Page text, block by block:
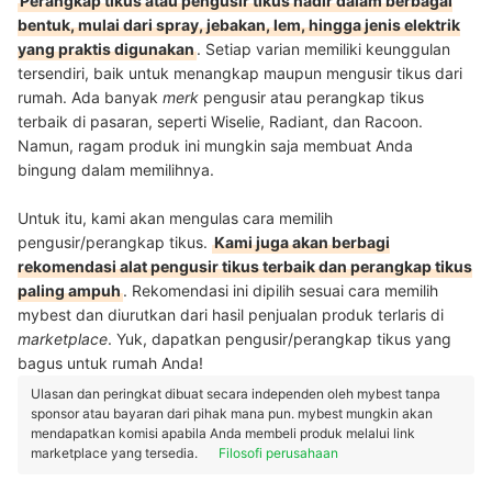
bentuk, mulai dari spray, jebakan, lem, hingga jenis elektrik
yang praktis digunakan. Setiap varian memiliki keunggulan
tersendiri, baik untuk menangkap maupun mengusir tikus dari
rumah. Ada banyak merk pengusir atau perangkap tikus
terbaik di pasaran, seperti Wiselie, Radiant, dan Racoon.
Namun, ragam produk ini mungkin saja membuat Anda
bingung dalam memilihnya.
Untuk itu, kami akan mengulas cara memilih
pengusir/perangkap tikus. Kami juga akan berbagi
rekomendasi alat pengusir tikus terbaik dan perangkap tikus
paling ampuh. Rekomendasi ini dipilih sesuai cara memilih
mybest dan diurutkan dari hasil penjualan produk terlaris di
marketplace. Yuk, dapatkan pengusir/perangkap tikus yang
bagus untuk rumah Anda!
Ulasan dan peringkat dibuat secara independen oleh mybest tanpa
sponsor atau bayaran dari pihak mana pun. mybest mungkin akan
mendapatkan komisi apabila Anda membeli produk melalui link
marketplace yang tersedia.
Filosofi perusahaan